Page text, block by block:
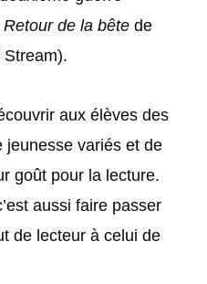
Retour de la bête de
aux élèves des
jeunesse variés et de
goût pour la lecture.
aussi faire passer
de lecteur à celui de